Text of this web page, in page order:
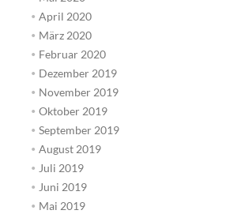
April 2020
März 2020
Februar 2020
Dezember 2019
November 2019
Oktober 2019
September 2019
August 2019
Juli 2019
Juni 2019
Mai 2019